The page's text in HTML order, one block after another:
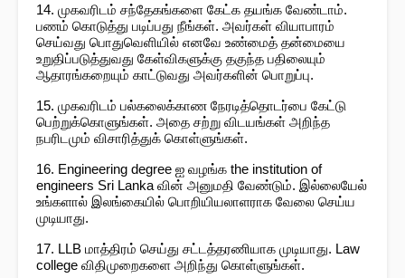
14. முகவரிடம் சந்தேகங்களை கேட்க தயங்க வேண்டாம்.
பணம் கொடுத்து படிப்பது நீங்கள். அவர்கள் வியாபாரம்
செய்வது பொதுவெளியில் எனவே உண்மைத் தன்மையை
உறுதிப்படுத்துவது கேள்விகளுக்கு தகுந்த பதிலையும்
ஆதாரங்கறையும் காட்டுவது அவர்களின் பொறுப்பு.
15. முகவரிடம் பல்கலைக்காண நேரடித்தொடர்பை கேட்டு
பெற்றுக்கொளுங்கள். அதை சற்று விடயங்கள் அறிந்த
நபரிடமும் விசாரித்துக் கொள்ளுங்கள்.
16. Engineering degree ஐ வழங்க the institution of
engineers Sri Lanka வின் அனுமதி வேண்டும். இல்லையேல்
உங்களால் இலங்கையில் பொறியியலாளராக வேலை செய்ய
முடியாது.
17. LLB மாத்திரம் செய்து சட்டத்தரணியாக முடியாது. Law
college விதிமுறைகளை அறிந்து கொள்ளுங்கள்.